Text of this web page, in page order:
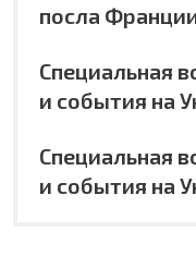
посла
Специальная
и события на
Специальная
и события на